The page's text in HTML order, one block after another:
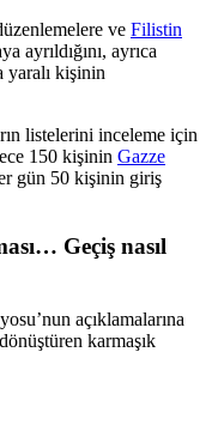
ve Filistin
ayrıldığını, ayrıca
yaralı kişinin
listelerini inceleme için
150 kişinin Gazze
gün 50 kişinin giriş
Geçiş nasıl
açıklamalarına
karmaşık